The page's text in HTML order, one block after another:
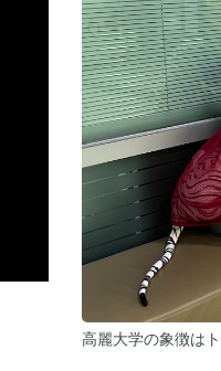
高麗大学の象徴は